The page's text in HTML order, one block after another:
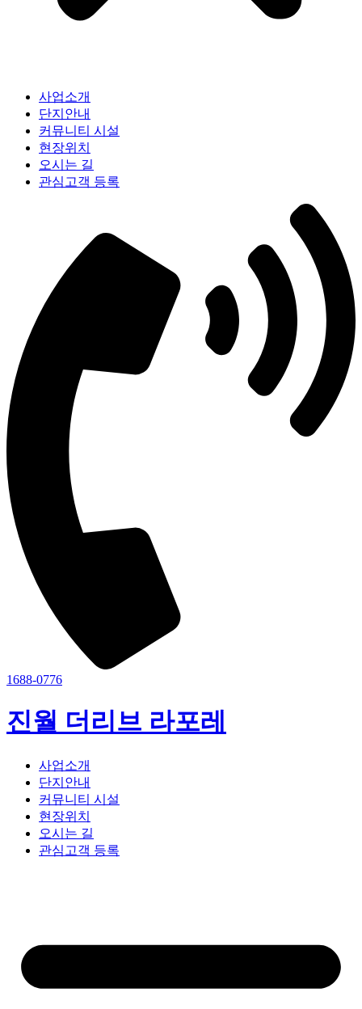
사업소개
단지안내
커뮤니티 시설
현장위치
오시는 길
관심고객 등록
1688-0776
진월 더리브 라포레
사업소개
단지안내
커뮤니티 시설
현장위치
오시는 길
관심고객 등록